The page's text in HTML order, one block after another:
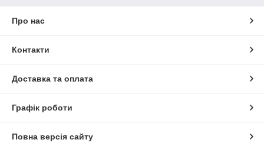
Про нас
Контакти
Доставка та оплата
Графік роботи
Повна версія сайту